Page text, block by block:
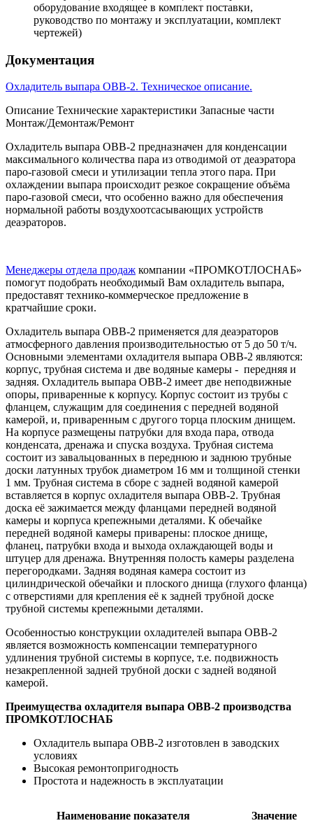
оборудование входящее в комплект поставки,
руководство по монтажу и эксплуатации, комплект
чертежей)
Документация
Охладитель выпара ОВВ-2. Техническое описание.
Описание Технические характеристики Запасные части
Монтаж/Демонтаж/Ремонт
Охладитель выпара ОВВ-2 предназначен для конденсации
максимального количества пара из отводимой от деаэратора
паро-газовой смеси и утилизации тепла этого пара. При
охлаждении выпара происходит резкое сокращение объёма
паро-газовой смеси, что особенно важно для обеспечения
нормальной работы воздухоотсасывающих устройств
деаэраторов.
Менеджеры отдела продаж компании «ПРОМКОТЛОСНАБ»
помогут подобрать необходимый Вам охладитель выпара,
предоставят технико-коммерческое предложение в
кратчайшие сроки.
Охладитель выпара ОВВ-2 применяется для деаэраторов
атмосферного давления производительностью от 5 до 50 т/ч.
Основными элементами охладителя выпара ОВВ-2 являются:
корпус, трубная система и две водяные камеры - передняя и
задняя. Охладитель выпара ОВВ-2 имеет две неподвижные
опоры, приваренные к корпусу. Корпус состоит из трубы с
фланцем, служащим для соединения с передней водяной
камерой, и, приваренным с другого торца плоским днищем.
На корпусе размещены патрубки для входа пара, отвода
конденсата, дренажа и спуска воздуха. Трубная система
состоит из завальцованных в переднюю и заднюю трубные
доски латунных трубок диаметром 16 мм и толщиной стенки
1 мм. Трубная система в сборе с задней водяной камерой
вставляется в корпус охладителя выпара ОВВ-2. Трубная
доска её зажимается между фланцами передней водяной
камеры и корпуса крепежными деталями. К обечайке
передней водяной камеры приварены: плоское днище,
фланец, патрубки входа и выхода охлаждающей воды и
штуцер для дренажа. Внутренняя полость камеры разделена
перегородками. Задняя водяная камера состоит из
цилиндрической обечайки и плоского днища (глухого фланца)
с отверстиями для крепления её к задней трубной доске
трубной системы крепежными деталями.
Особенностью конструкции охладителей выпара ОВВ-2
является возможность компенсации температурного
удлинения трубной системы в корпусе, т.е. подвижность
незакрепленной задней трубной доски с задней водяной
камерой.
Преимущества охладителя выпара ОВВ-2 производства
ПРОМКОТЛОСНАБ
Охладитель выпара ОВВ-2 изготовлен в заводских
условиях
Высокая ремонтопригодность
Простота и надежность в эксплуатации
Наименование показателя
Значение